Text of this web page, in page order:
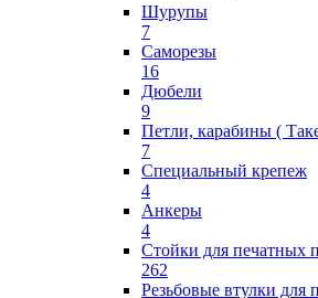
Шурупы
7
Саморезы
16
Дюбели
9
Петли, карабины (
7
Специальный крепеж
4
Анкеры
4
Стойки для печатных
262
Резьбовые втулки для